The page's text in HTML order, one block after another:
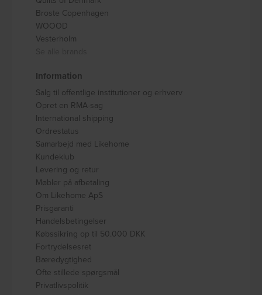
Broste Copenhagen
WOOOD
Vesterholm
Information
Salg til offentlige institutioner og erhverv
Opret en RMA-sag
International shipping
Ordrestatus
Samarbejd med Likehome
Kundeklub
Levering og retur
Møbler på afbetaling
Om Likehome ApS
Prisgaranti
Handelsbetingelser
Købssikring op til 50.000 DKK
Fortrydelsesret
Bæredygtighed
Ofte stillede spørgsmål
Privatlivspolitik